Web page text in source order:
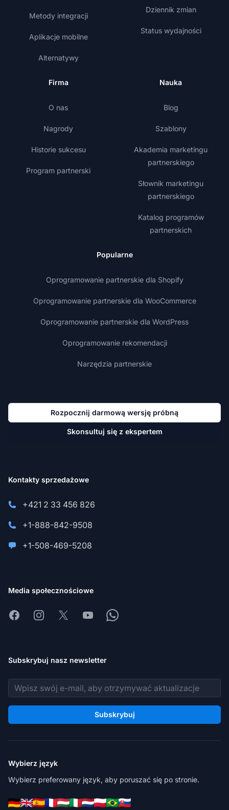
Metody integracji
Aplikacje mobilne
Alternatywy
Dziennik zmian
Status wydajności
Firma
O nas
Nagrody
Historie sukcesu
Program partnerski
Nauka
Blog
Szablony
Akademia marketingu
partnerskiego
Słownik marketingu
partnerskiego
Katalog programów
partnerskich
Popularne
Oprogramowanie partnerskie dla Shopify
Oprogramowanie partnerskie dla WooCommerce
Oprogramowanie partnerskie dla WordPress
Oprogramowanie rekomendacji
Narzędzia partnerskie
Rozpocznij darmową wersję próbną
Skonsultuj się z ekspertem
Kontakty sprzedażowe
+421 2 33 456 826
+1-888-842-9508
+1-508-469-5208
Media społecznościowe
FacebookInstagram
X YoutubeWhatsapp
Subskrybuj nasz newsletter
Adres e-mail
Subskrybuj
Wybierz język
Wybierz preferowany język, aby poruszać się po stronie.